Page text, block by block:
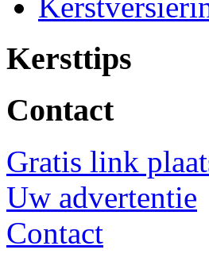
Kersttips
Contact
Gratis link
Uw advertentie
Contact